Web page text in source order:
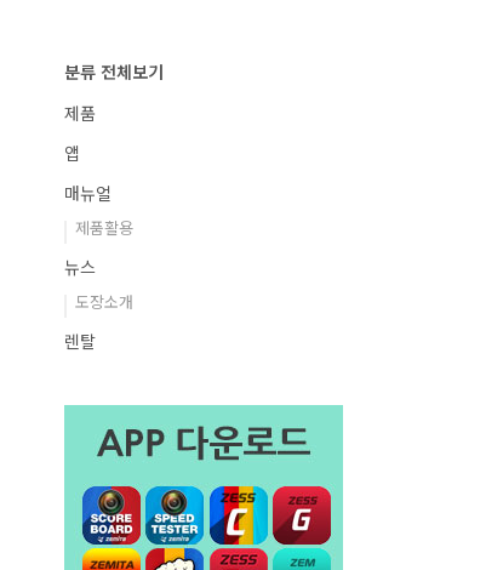
분류 전체보기
제품
앱
매뉴얼
제품활용
뉴스
도장소개
렌탈